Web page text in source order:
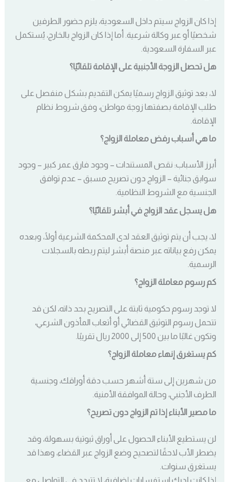
إذا كان الزواج سيتم داخل السعودية، يلزم حضور الطرفين
شخصيًا أو عبر وكالة شرعية. أما إذا كان الزواج بالخارج، يُستكمل
عبر السفارة السعودية.
هل تحصل الزوجة الأجنبية على الإقامة تلقائيًا؟
لا، بعد توثيق الزواج رسميًا يمكن التقديم بشكل منفصل على
طلب الإقامة بصفتها زوجة مواطن، وفق شروط نظام
الإقامة.
ما هي أسباب رفض معاملة الزواج؟
أبرز الأسباب: نقص المستندات – وجود فارق عمر كبير – وجود
سوابق جنائية – الزواج دون تصريح مسبق – عدم توافق
الجنسية مع الشروط النظامية.
هل يسجل عقد الزواج في أبشر تلقائيًا؟
لا، يجب أن يتم توثيق العقد لدى المحكمة الشرعية أولًا، وبعده
يمكن رفع بياناته عبر منصة أبشر ليتم ربطه بالسجلات
الرسمية.
كم رسوم معاملة الزواج؟
لا توجد رسوم حكومية ثابتة على التصريح بحد ذاته، لكن قد
تتحمل رسوم التوثيق القضائي أو أتعاب المأذون الشرعي،
وتكون غالبًا ما بين 500 إلى 2000 ريال تقريبًا.
كم يستغرق إنهاء معاملة الزواج؟
من شهرين إلى ستة أشهر حسب دقة أوراقك، وجنسية
الطرف الأجنبي، وحالة الموافقة الأمنية.
ما مصير الأبناء إذا تم الزواج دون تصريح؟
لن يستطيع الأبناء الحصول على أوراق ثبوتية بسهولة، وقد
يضطر الأب لاحقًا لتصحيح وضع الزواج عبر القضاء، وهذا قد
يستغرق سنوات.
إذا كانت لديك استفسارات إضافية، لا تتردد في التواصل مع